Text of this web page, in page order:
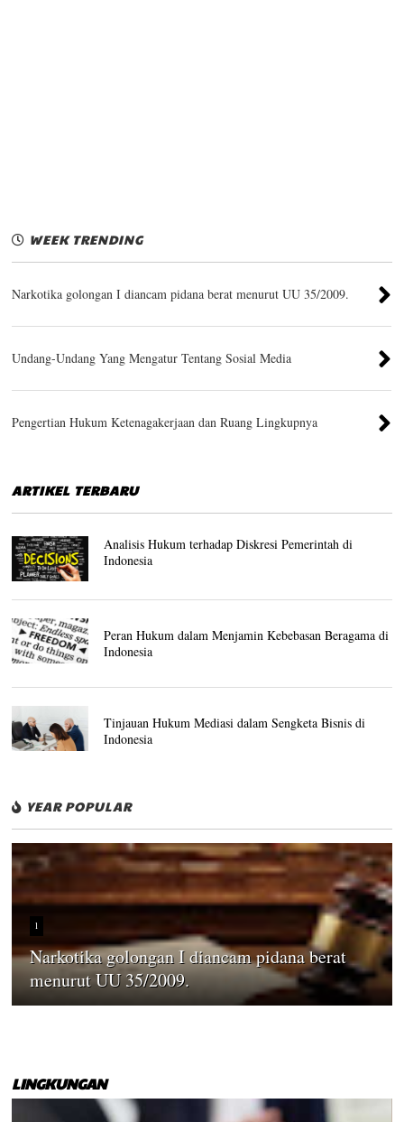
WEEK TRENDING
Narkotika golongan I diancam pidana berat menurut UU 35/2009.
Undang-Undang Yang Mengatur Tentang Sosial Media
Pengertian Hukum Ketenagakerjaan dan Ruang Lingkupnya
ARTIKEL TERBARU
Analisis Hukum terhadap Diskresi Pemerintah di
Indonesia
Peran Hukum dalam Menjamin Kebebasan Beragama di
Indonesia
Tinjauan Hukum Mediasi dalam Sengketa Bisnis di
Indonesia
YEAR POPULAR
1
Narkotika golongan I diancam pidana berat
menurut UU 35/2009.
LINGKUNGAN